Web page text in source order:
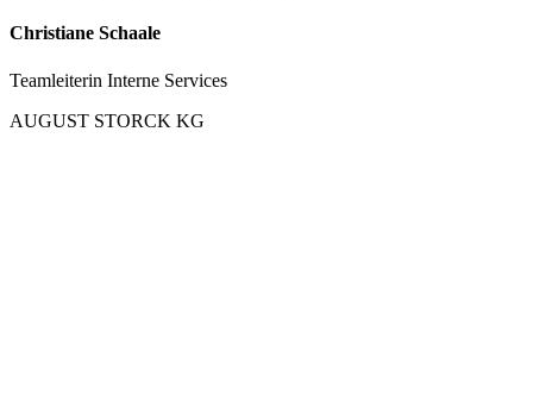
Christiane Schaale
Teamleiterin Interne Services
AUGUST STORCK KG